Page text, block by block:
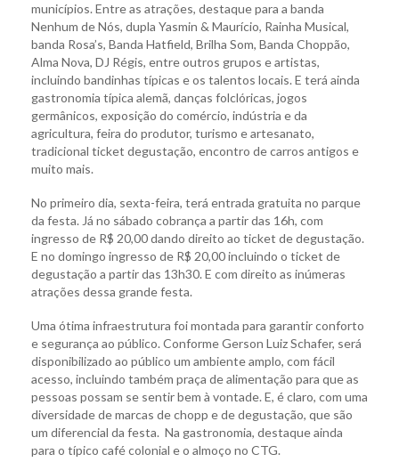
municípios. Entre as atrações, destaque para a banda
Nenhum de Nós, dupla Yasmin & Maurício, Rainha Musical,
banda Rosa’s, Banda Hatfield, Brilha Som, Banda Choppão,
Alma Nova, DJ Régis, entre outros grupos e artistas,
incluindo bandinhas típicas e os talentos locais. E terá ainda
gastronomia típica alemã, danças folclóricas, jogos
germânicos, exposição do comércio, indústria e da
agricultura, feira do produtor, turismo e artesanato,
tradicional ticket degustação, encontro de carros antigos e
muito mais.
No primeiro dia, sexta-feira, terá entrada gratuita no parque
da festa. Já no sábado cobrança a partir das 16h, com
ingresso de R$ 20,00 dando direito ao ticket de degustação.
E no domingo ingresso de R$ 20,00 incluindo o ticket de
degustação a partir das 13h30. E com direito as inúmeras
atrações dessa grande festa.
Uma ótima infraestrutura foi montada para garantir conforto
e segurança ao público. Conforme Gerson Luiz Schafer, será
disponibilizado ao público um ambiente amplo, com fácil
acesso, incluindo também praça de alimentação para que as
pessoas possam se sentir bem à vontade. E, é claro, com uma
diversidade de marcas de chopp e de degustação, que são
um diferencial da festa. Na gastronomia, destaque ainda
para o típico café colonial e o almoço no CTG.